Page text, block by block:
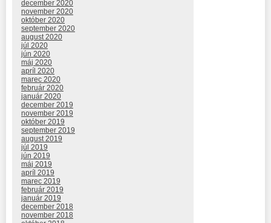
december 2020
november 2020
október 2020
september 2020
august 2020
júl 2020
jún 2020
máj 2020
apríl 2020
marec 2020
február 2020
január 2020
december 2019
november 2019
október 2019
september 2019
august 2019
júl 2019
jún 2019
máj 2019
apríl 2019
marec 2019
február 2019
január 2019
december 2018
november 2018